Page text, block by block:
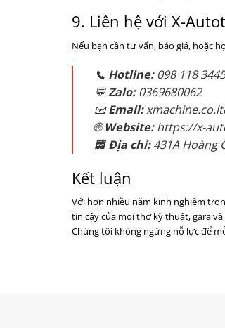
9. Liên hệ với X-
Nếu bạn cần tư vấn, báo giá, hoặc
📞 Hotline:098 118
💬Zalo:0369680062
📧Email:
🌐Website:https://x-
🏢Địa chỉ:431A Hoàng
Kết luận
Với hơn nhiều năm kinh nghiệm
tin cậy của mọi thợ kỹ thuật, gara
Chúng tôi không ngừng nỗ lực để